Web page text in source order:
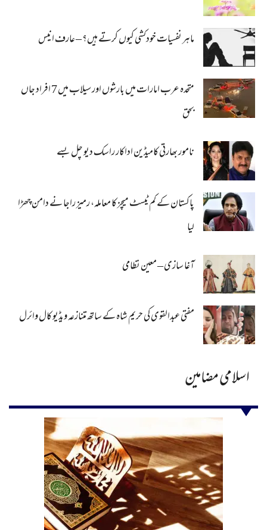
ماہر نفسیات خودکشی کیوں کرتے ہیں؟ – عارف انیس
متحدہ عرب امارات میں بارشوں اور سیلاب میں 7 افراد جاں
بحق
نامور بھارتی کامیڈین اداکار راسک دیو چل بسے
پاکستان کے کم ٹیسٹ میچز کا معاملہ، رمیز راجا نے دامن چھڑا
لیا
آغا سازی – معین نظامی
مفتی عبدالقوی کی حریم شاہ کے ساتھ متنازعہ ویڈیو کال وائرل
اسلامی مضامین